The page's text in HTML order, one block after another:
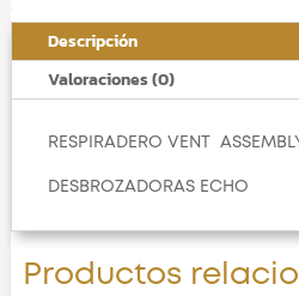
Descripción
Valoraciones (0)
RESPIRADERO VENT
DESBROZADORAS ECHO
Productos